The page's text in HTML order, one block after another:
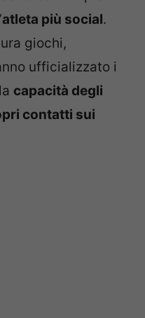
atleta più social.
giochi,
ufficializzato i
capacità degli
contatti sui